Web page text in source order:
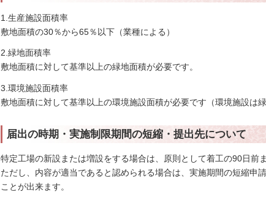
1.生産施設面積率
敷地面積の30％から65％以下（業種による）
2.緑地面積率
敷地面積に対して基準以上の緑地面積が必要です。
3.環境施設面積率
敷地面積に対して基準以上の環境施設面積が必要です（環境施設は
届出の時期・実施制限期間の短縮・提出先について
特定工場の新設または増設をする場合は、原則として着工の90日前
ただし、内容が適当であると認められる場合は、実施期間の短縮申
ことが出来ます。